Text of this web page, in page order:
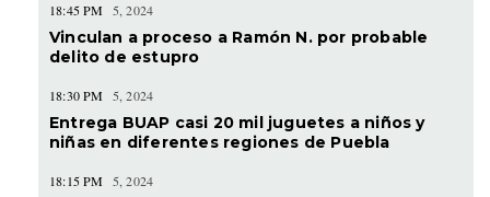
18:45 PM 5, 2024
Vinculan a proceso a Ramón N. por probable
delito de estupro
18:30 PM 5, 2024
Entrega BUAP casi 20 mil juguetes a niños y
niñas en diferentes regiones de Puebla
18:15 PM 5, 2024